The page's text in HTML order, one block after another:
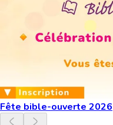
Fête bible-ouverte 2026